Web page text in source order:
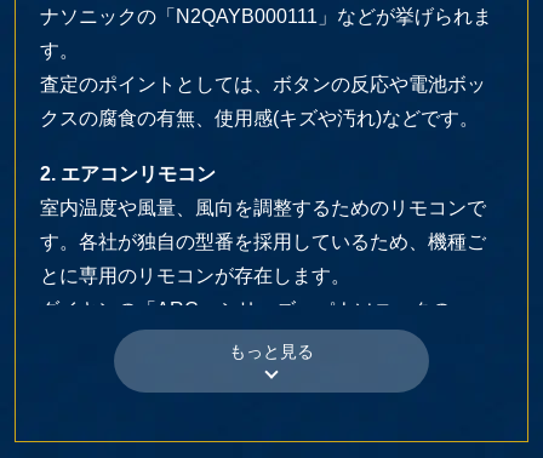
ナソニックの「N2QAYB000111」などが挙げられま
す。
査定のポイントとしては、ボタンの反応や電池ボッ
クスの腐食の有無、使用感(キズや汚れ)などです。
2. エアコンリモコン
室内温度や風量、風向を調整するためのリモコンで
す。各社が独自の型番を採用しているため、機種ご
とに専用のリモコンが存在します。
ダイキンの「ARC」シリーズ、パナソニックの
「A75C」シリーズなどが代表的な例として知られて
います。
の効き具合、ひび割れや電池カバーの破損などで